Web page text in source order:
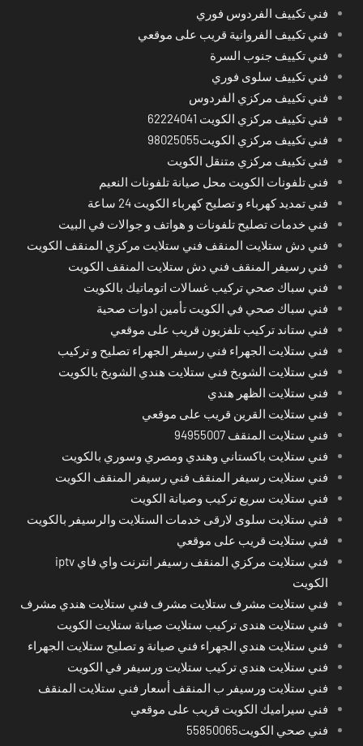
فني تكييف الفردوس فوري
فني تكييف الفروانية قريب على موقعي
فني تكييف جنوب السرة
فني تكييف سلوى فوري
فني تكييف مركزي الفردوس
فني تكييف مركزي الكويت 62224041
فني تكييف مركزي الكويت98025055
فني تكييف مركزي متنقل الكويت
فني تلفونات الكويت محل صيانة تلفونات النعيم
فني تمديد كهرباء و تصليح كهرباء الكويت 24 ساعة
فني خدمات تصليح تلفونات و هواتف و جوالات في البيت
فني دش ستلايت المنقف فني ستلايت مركزي المنقف الكويت
فني رسيفر المنقف فني دش ستلايت المنقف الكويت
فني سباك صحي تركيب غسالات اتوماتيك بالكويت
فني سباك صحي في الكويت تأمين ادوات صحية
فني ستاند تركيب تلفزيون قريب على موقعي
فني ستلايت الجهراء فني رسيفر الجهراء تصليح و تركيب
فني ستلايت الشويخ فني ستلايت هندي الشويخ بالكويت
فني ستلايت الظهر هندي
فني ستلايت القرين قريب على موقعي
فني ستلايت المنقف 94955007
فني ستلايت باكستاني وهندي ومصري وسوري بالكويت
فني ستلايت رسيفر المنقف فني رسيفر المنقف الكويت
فني ستلايت سريع تركيب وصيانة الكويت
فني ستلايت سلوى لارقى خدمات الستلايت والرسيفر بالكويت
فني ستلايت قريب على موقعي
فني ستلايت مركزي المنقف رسيفر انترنت واي فاي iptv
الكويت
فني ستلايت مشرف ستلايت مشرف فني ستلايت هندي مشرف
فني ستلايت هندى تركيب ستلايت صيانة ستلايت الكويت
فني ستلايت هندي الجهراء فني صيانة و تصليح ستلايت الجهراء
فني ستلايت هندي تركيب ستلايت ورسيفر في الكويت
فني ستلايت ورسيفر ب المنقف أسعار فني ستلايت المنقف
فني سيراميك الكويت قريب على موقعي
فني صحي الكويت55850065